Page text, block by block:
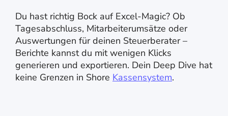
Du hast richtig Bock auf Excel-Magic? Ob
Tagesabschluss, Mitarbeiterumsätze oder
Auswertungen für deinen Steuerberater –
Berichte kannst du mit wenigen Klicks
generieren und exportieren. Dein Deep Dive hat
keine Grenzen in Shore Kassensystem.